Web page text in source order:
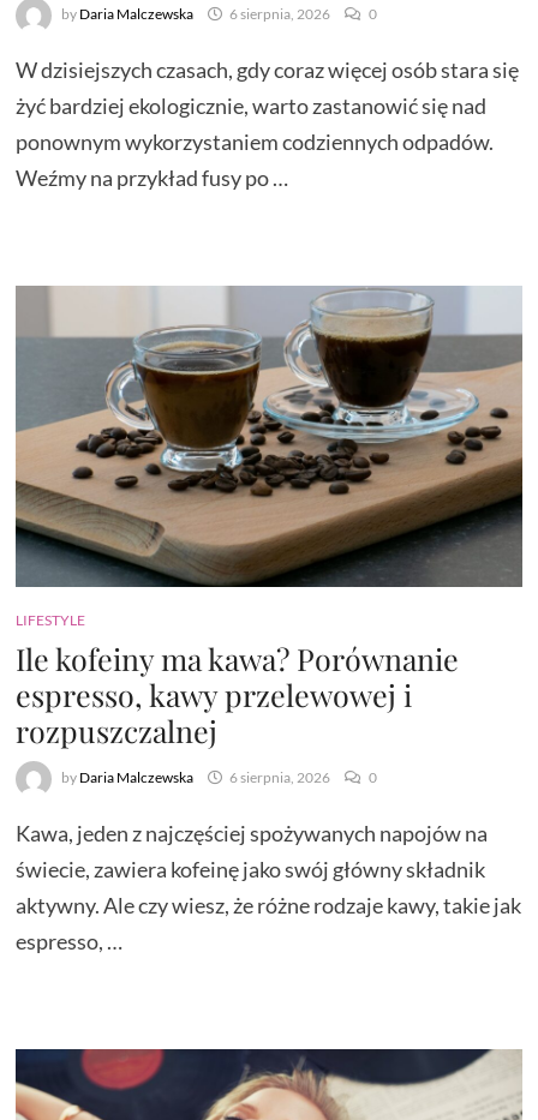
by Daria Malczewska 6 sierpnia, 2026 0
W dzisiejszych czasach, gdy coraz więcej osób stara się
żyć bardziej ekologicznie, warto zastanowić się nad
ponownym wykorzystaniem codziennych odpadów.
Weźmy na przykład fusy po …
LIFESTYLE
Ile kofeiny ma kawa? Porównanie
espresso, kawy przelewowej i
rozpuszczalnej
by Daria Malczewska 6 sierpnia, 2026 0
Kawa, jeden z najczęściej spożywanych napojów na
świecie, zawiera kofeinę jako swój główny składnik
aktywny. Ale czy wiesz, że różne rodzaje kawy, takie jak
espresso, …